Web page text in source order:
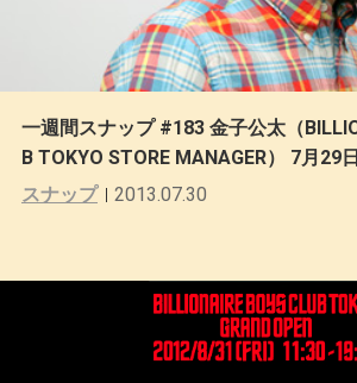
一週間スナップ #183 金子公太（
B TOKYO STORE MANAGER） 7月29
スナップ
2013.07.30